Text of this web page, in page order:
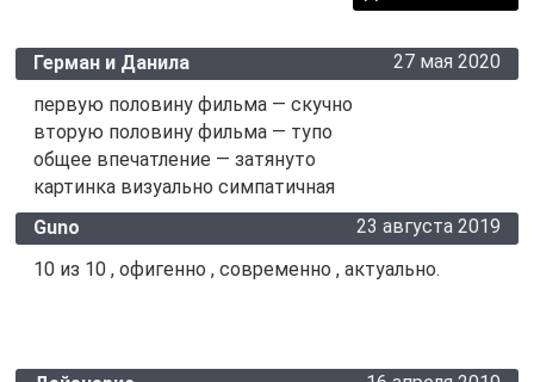
Герман и Данила
27 мая 2020
первую половину фильма — скучно
вторую половину фильма — тупо
общее впечатление — затянуто
картинка визуально симпатичная
Guno
23 августа 2019
10 из 10 , офигенно , современно , актуально.